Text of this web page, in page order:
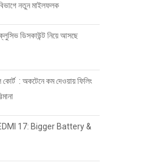
বিভাগে নতুন মাইলফলক
ডিসকাউন্ট নিয়ে আসছে
: অকটেনে কম দেওয়ায় ফিলিং
17: Bigger Battery &